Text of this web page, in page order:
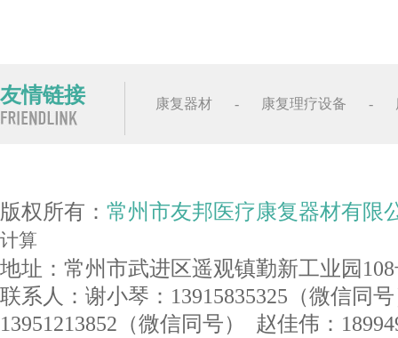
友情链接 康复器材 - 康复理疗设备 -
版权所有： 常州市友邦医疗康复器材有限
计算
地址：常州市武进区遥观镇勤新工业园
联系人：谢小琴：13915835325（微信同
13951213852（微信同号） 赵佳伟：